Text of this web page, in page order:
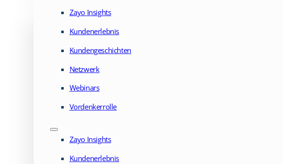
Zayo Insights
Kundenerlebnis
Kundengeschichten
Netzwerk
Webinars
Vordenkerrolle
Zayo Insights
Kundenerlebnis